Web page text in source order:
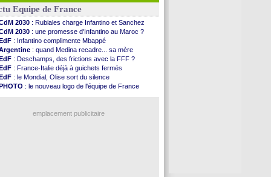
Equipe de France
2030 : Rubiales charge Infantino et Sanchez
2030 : une promesse d'Infantino au Maroc ?
: Infantino complimente Mbappé
: quand Medina recadre... sa mère
: Deschamps, des frictions avec la FFF ?
: France-Italie déjà à guichets fermés
: le Mondial, Olise sort du silence
: le nouveau logo de l'équipe de France
: Zidane pense déjà à un retour de Mendy
emplacement publicitaire